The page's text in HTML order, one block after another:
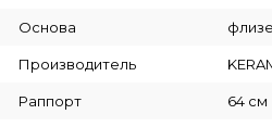
Основа
Производитель
Раппорт 64 см